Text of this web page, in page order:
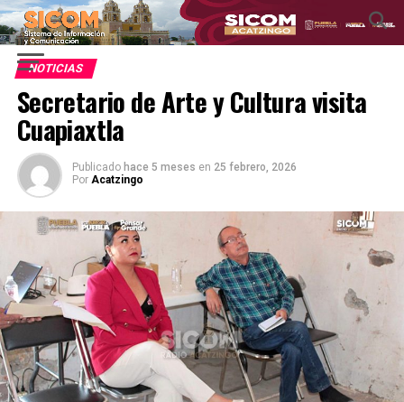
NOTICIAS
Secretario de Arte y Cultura visita
Cuapiaxtla
Publicado hace 5 meses en 25 febrero, 2026
Por Acatzingo